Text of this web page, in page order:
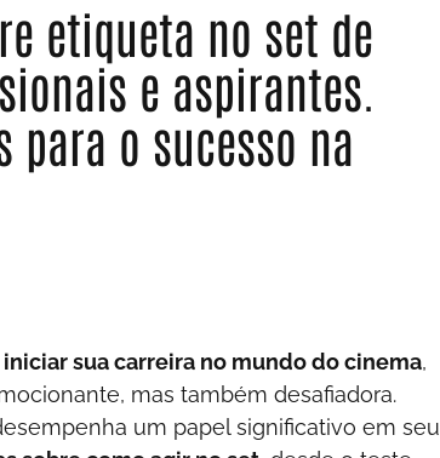
etiqueta no set de
e aspirantes.
para o sucesso na
iniciar sua carreira no mundo do cinema,
mas também desafiadora.
um papel significativo em seu